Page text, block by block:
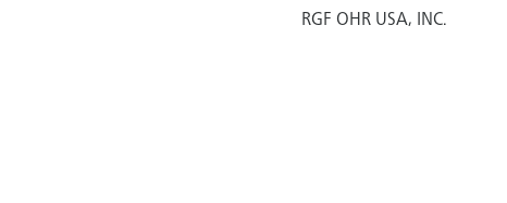
RGF OHR USA, INC.